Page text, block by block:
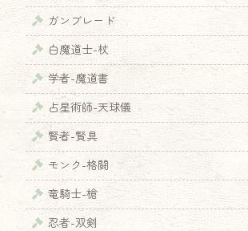
ガンブレード
白魔道士-杖
学者-魔道書
占星術師-天球儀
賢者-賢具
モンク-格闘
竜騎士-槍
忍者-双剣